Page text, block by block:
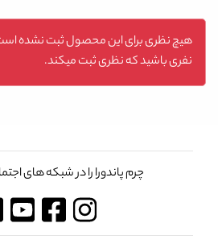
هیچ نظری برای این محصول ثبت نشده است.
نفری باشید که نظری ثبت میکند.
چرم پاندورا را در شبکه های